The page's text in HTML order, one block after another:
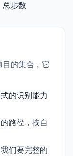
总步数
的集合，它
的识别能力
路径，按自
们要完整的